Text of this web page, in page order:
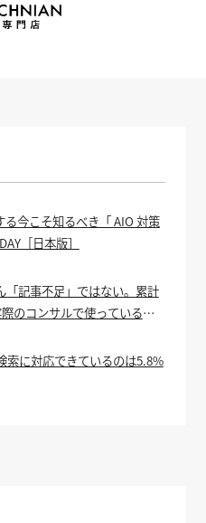
今こそ知るべき「 AIO 対策
［日本版］
「記事不足」ではない。累計
のコンサルで使っている全
索に対応できているのは5.8%